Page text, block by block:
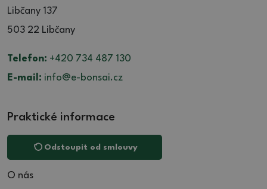
Libčany 137
503 22 Libčany
Telefon: +420 734 487 130
E-mail: info@e-bonsai.cz
Praktické informace
Odstoupit od smlouvy
O nás